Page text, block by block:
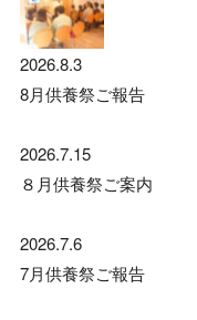
2026.8.3
8月供養祭ご報告
2026.7.15
８月供養祭ご案内
2026.7.6
7月供養祭ご報告